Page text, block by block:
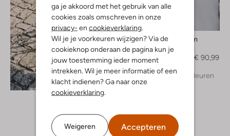
ga je akkoord met het gebruik van alle
cookies zoals omschreven in onze
privacy- en cookieverklaring
Wil je je voorkeuren wijzigen? Via de
cookieknop onderaan de pagina kun je
jouw toestemming ieder moment
intrekken. Wil je meer informatie of een
klacht indienen? Ga naar onze
cookieverklaring
Weigeren Accepteren
Ontdek de look
Modström
Blazer
€ 90,99
+ meer kleuren